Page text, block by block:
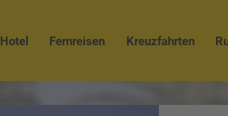
Hotel Fernreisen Kreuzfahrten